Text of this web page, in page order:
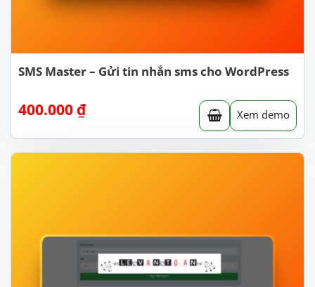
SMS Master – Gửi tin nhắn sms cho WordPress
400.000 ₫ Xem demo